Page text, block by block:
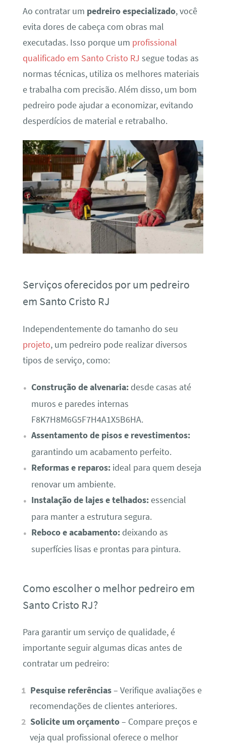
Ao contratar um pedreiro especializado, você
evita dores de cabeça com obras mal
executadas. Isso porque um profissional
qualificado em Santo Cristo RJ segue todas as
normas técnicas, utiliza os melhores materiais
e trabalha com precisão. Além disso, um bom
pedreiro pode ajudar a economizar, evitando
desperdícios de material e retrabalho.
Serviços oferecidos por um pedreiro
em Santo Cristo RJ
Independentemente do tamanho do seu
projeto, um pedreiro pode realizar diversos
tipos de serviço, como:
Construção de alvenaria:desde casas até
muros e paredes internas
F8K7H8M6G5F7H4A1X5B6HA.
Assentamento de pisos e revestimentos:
garantindo um acabamento perfeito.
Reformas e reparos:ideal para quem deseja
renovar um ambiente.
Instalação de lajes e telhados:essencial
para manter a estrutura segura.
Reboco e acabamento:deixando as
superfícies lisas e prontas para pintura.
Como escolher o melhor pedreiro em
Santo Cristo RJ?
Para garantir um serviço de qualidade, é
importante seguir algumas dicas antes de
contratar um pedreiro:
Pesquise referências– Verifique avaliações e
recomendações de clientes anteriores.
Solicite um orçamento– Compare preços e
veja qual profissional oferece o melhor